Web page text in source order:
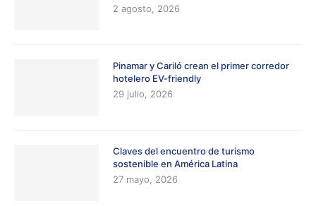
2 agosto, 2026
Pinamar y Cariló crean el primer corredor
hotelero EV-friendly
29 julio, 2026
Claves del encuentro de turismo
sostenible en América Latina
27 mayo, 2026